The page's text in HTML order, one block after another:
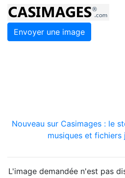
Envoyer une image
Nouveau sur Casimages : le
musiques et fichiers
L'image demandée n'est pas